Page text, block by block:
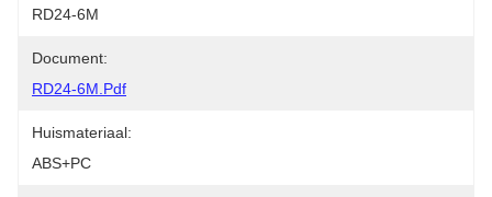
RD24-6M
Document:
RD24-6M.pdf
Huismateriaal:
ABS+PC